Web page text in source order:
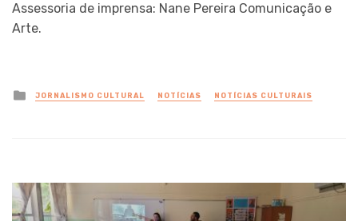
Assessoria de imprensa: Nane Pereira Comunicação e
Arte.
Posted
in
JORNALISMO CULTURAL NOTÍCIAS NOTÍCIAS CULTURAIS